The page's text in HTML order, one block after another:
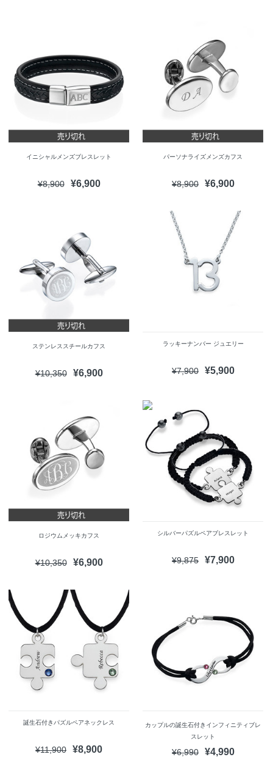
イニシャルメンズブレスレット
¥8,900 ¥6,900
パーソナライズメンズカフス
¥8,900 ¥6,900
ステンレススチールカフス
¥10,350 ¥6,900
ラッキーナンバー ジュエリー
¥7,900 ¥5,900
ロジウムメッキカフス
¥10,350 ¥6,900
シルバーパズルペアブレスレット
¥9,875 ¥7,900
誕生石付きパズルペアネックレス
¥11,900 ¥8,900
カップルの誕生石付きインフィニティブレ
スレット
¥6,990 ¥4,990